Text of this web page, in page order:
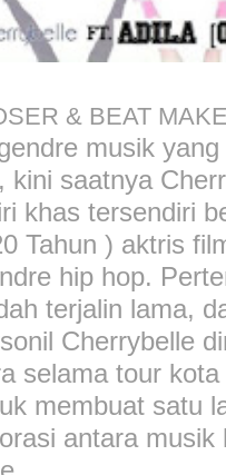
& BEAT
musik
kini saatnya
khas tersendiri
Tahun ) aktris
hip hop.
terjalin lama,
Cherrybelle
selama tour
membuat satu
antara musik